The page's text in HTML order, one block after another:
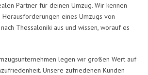
Partner für deinen Umzug. Wir kennen
eines Umzugs von
Thessaloniki aus und wissen, worauf es
legen wir großen Wert auf
Unsere zufriedenen Kunden